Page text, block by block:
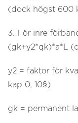
(dock högst 600
3. För inre
(gk+y2*qk)*a*L
y2 = faktor för
kap 0, 10§)
gk = permanent